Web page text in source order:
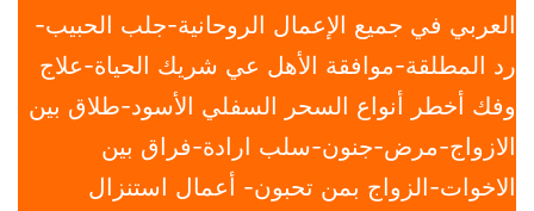
العربي في جميع الإعمال الروحانية-جلب الحبيب-
رد المطلقة-موافقة الأهل عي شريك الحياة-علاج
وفك أخطر أنواع السحر السفلي الأسود-طلاق بين
الازواج-مرض-جنون-سلب ارادة-فراق بين
الاخوات-الزواج بمن تحبون- أعمال استنزال